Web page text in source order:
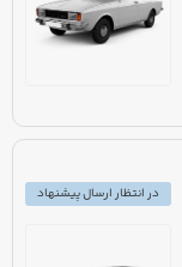
در انتظار ارسال پیشنهاد